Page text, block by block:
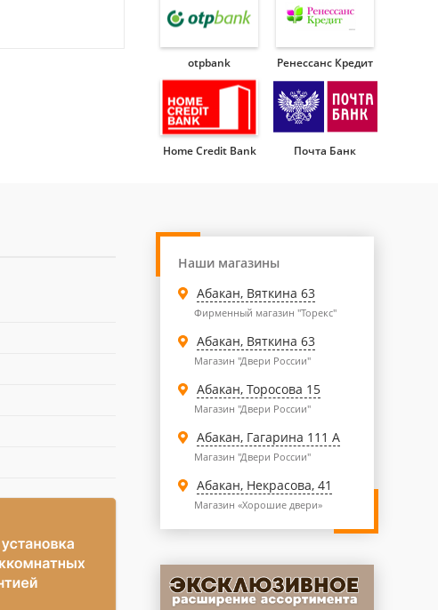
otpbank Ренессанс Кредит
Home Credit Bank Почта Банк
Наши магазины
Абакан, Вяткина 63
Фирменный магазин "Торекс"
Абакан, Вяткина 63
Магазин "Двери России"
Абакан, Торосова 15
Магазин "Двери России"
Абакан, Гагарина 111 А
Магазин "Двери России"
Абакан, Некрасова, 41
Магазин «Хорошие двери»